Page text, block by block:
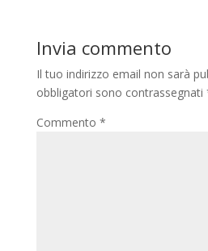
Invia commento
Il tuo indirizzo email non sarà
obbligatori sono contrassegnati
Commento *